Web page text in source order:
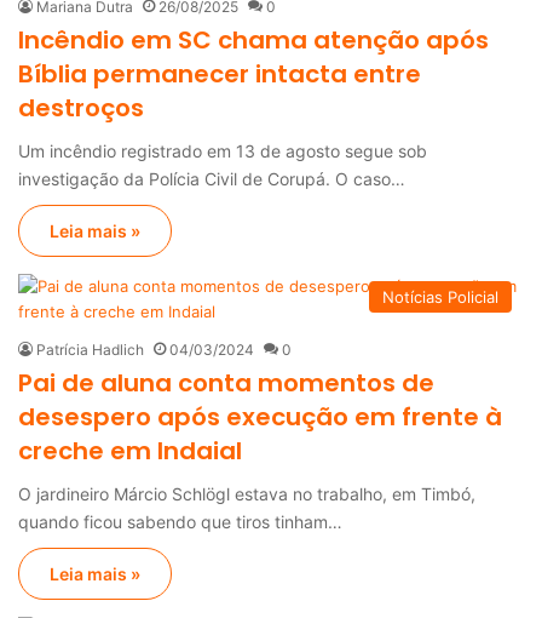
Mariana Dutra 26/08/2025 0
Incêndio em SC chama atenção após
Bíblia permanecer intacta entre
destroços
Um incêndio registrado em 13 de agosto segue sob
investigação da Polícia Civil de Corupá. O caso…
Leia mais »
Notícias Policial
Patrícia Hadlich 04/03/2024 0
Pai de aluna conta momentos de
desespero após execução em frente à
creche em Indaial
O jardineiro Márcio Schlögl estava no trabalho, em Timbó,
quando ficou sabendo que tiros tinham…
Leia mais »